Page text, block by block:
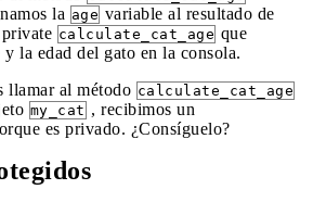
la age variable al resultado de
calculate_cat_age que
la edad del gato en la consola.
llamar al método calculate_cat_age
my_cat , recibimos un
es privado. ¿Consíguelo?